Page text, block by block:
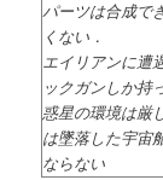
パーツは合成で
くない．
エイリアンに遭
ックガンしか持
惑星の環境は厳
は墜落した宇宙
ならない